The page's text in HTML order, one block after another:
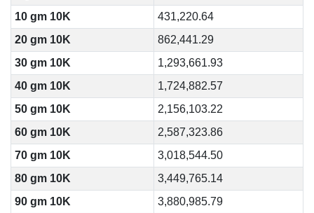
10 gm 10K
431,220.64
20 gm 10K
862,441.29
30 gm 10K
1,293,661.93
40 gm 10K
1,724,882.57
50 gm 10K
2,156,103.22
60 gm 10K
2,587,323.86
70 gm 10K
3,018,544.50
80 gm 10K
3,449,765.14
90 gm 10K
3,880,985.79